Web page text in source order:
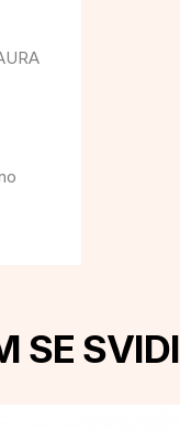
SE SVIDI